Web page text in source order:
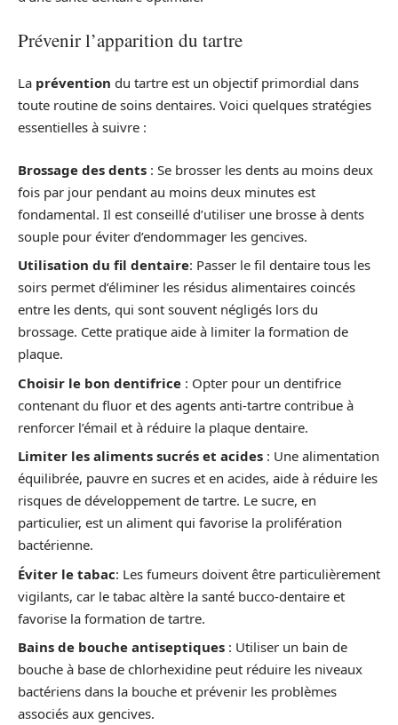
Prévenir l’apparition du tartre
La prévention du tartre est un objectif primordial dans
toute routine de soins dentaires. Voici quelques stratégies
essentielles à suivre :
Brossage des dents : Se brosser les dents au moins deux
fois par jour pendant au moins deux minutes est
fondamental. Il est conseillé d’utiliser une brosse à dents
souple pour éviter d’endommager les gencives.
Utilisation du fil dentaire: Passer le fil dentaire tous les
soirs permet d’éliminer les résidus alimentaires coincés
entre les dents, qui sont souvent négligés lors du
brossage. Cette pratique aide à limiter la formation de
plaque.
Choisir le bon dentifrice : Opter pour un dentifrice
contenant du fluor et des agents anti-tartre contribue à
renforcer l’émail et à réduire la plaque dentaire.
Limiter les aliments sucrés et acides : Une alimentation
équilibrée, pauvre en sucres et en acides, aide à réduire les
risques de développement de tartre. Le sucre, en
particulier, est un aliment qui favorise la prolifération
bactérienne.
Éviter le tabac: Les fumeurs doivent être particulièrement
vigilants, car le tabac altère la santé bucco-dentaire et
favorise la formation de tartre.
Bains de bouche antiseptiques : Utiliser un bain de
bouche à base de chlorhexidine peut réduire les niveaux
bactériens dans la bouche et prévenir les problèmes
associés aux gencives.